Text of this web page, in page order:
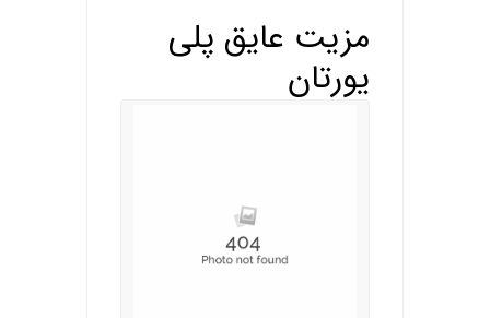
مزیت عایق پلی
یورتان